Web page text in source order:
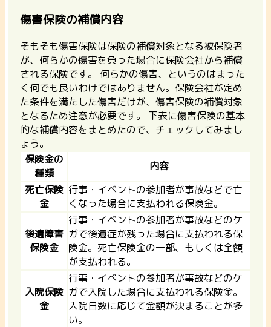
傷害保険の補償内容
そもそも傷害保険は保険の補償対象となる被保険者
が、何らかの傷害を負った場合に保険会社から補償
される保険です。 何らかの傷害、というのはまった
く何でも良いわけではありません。 保険会社が定め
た条件を満たした傷害だけが、傷害保険の補償対象
となるため注意が必要です。 下表に傷害保険の基本
的な補償内容をまとめたので、チェックしてみまし
ょう。
保険金の
種類
内容
死亡保険
金
行事・イベントの参加者が事故などで亡
くなった場合に支払われる保険金。
後遺障害
保険金
行事・イベントの参加者が事故などのケ
ガで後遺症が残った場合に支払われる保
険金。死亡保険金の一部、もしくは全額
が支払われる。
入院保険
金
行事・イベントの参加者が事故などのケ
ガで入院した場合に支払われる保険金。
入院日数に応じて金額が決まることが多
い。